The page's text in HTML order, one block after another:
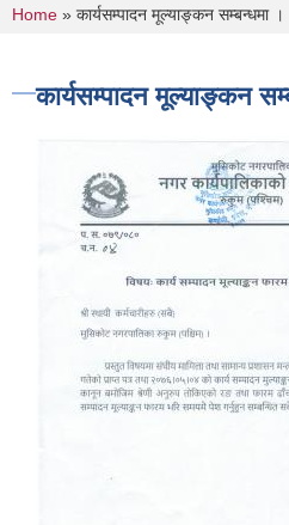
You are here
Home » कार्यसम्पादन मूल्याङ्कन सम्बन्धमा ।
कार्यसम्पादन मूल्याङ्कन